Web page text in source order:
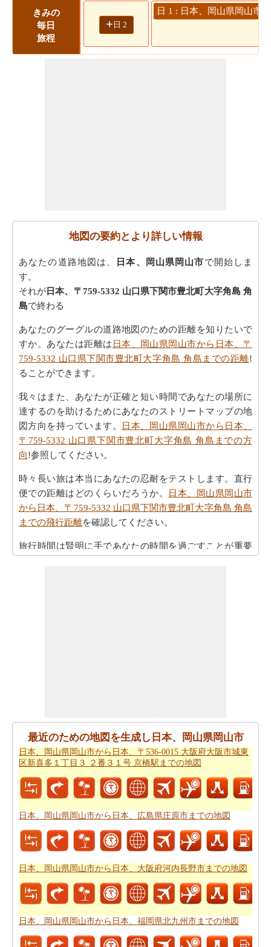
きみの
毎日
旅程
+ 日 2
日 1 : 日本、岡山県岡山市
地図の要約とより詳しい情報
あなたの道路地図は、 日本、岡山県岡山市で開始しま
す。
それが 日本、〒759-5332 山口県下関市豊北町大字角島 角
島で終わる
あなたのグーグルの道路地図のための距離を知りたいで
すか。あなたは距離は 日本、岡山県岡山市から日本、〒
759-5332 山口県下関市豊北町大字角島 角島までの距離!
ることができます。
我々はまた、あなたが正確と短い時間であなたの場所に
達するのを助けるためにあなたのストリートマップの地
図方向を持っています。
日本、岡山県岡山市から日本、
〒759-5332 山口県下関市豊北町大字角島 角島までの方
向!参照してください。
時々長い旅は本当にあなたの忍耐をテストします。直行
便での距離はどのくらいだろうか。
日本、岡山県岡山市
から日本、〒759-5332 山口県下関市豊北町大字角島 角島
までの飛行距離を確認してください。
旅行時間は賢明に手であなたの時間を過ごすことが重要
本、岡山県岡山市から日本、〒759-5332 山口県下関市豊
北町大字角島 角島までの飛行時間 を見つけることができ
ます。自分がより良い日本、岡山県岡山市から日本、〒
759-5332 山口県下関市豊北町大字角島 角島までのあなた
の旅行を計画するのに役立ちます。
の途中でポイントを与えマップたいですか。日本、岡山
県岡山市から日本、〒759-5332 山口県下関市豊北町大字
角島 角島までの道路ルートプランはあなたがチェックす
ることをお勧めします。
あなたは旅行のための旅行費用計算機を探しています
か。あなたは日本、岡山県岡山市から日本、〒759-5332
山口県下関市豊北町大字角島 角島までの旅行の費用を見
最近のための地図を生成し日本、岡山県岡山市
日本、岡山県岡山市から日本、〒536-0015 大阪府大阪市城東
区新喜多１丁目３ ２番３１号 京橋駅までの地図
日本、岡山県岡山市から日本、広島県庄原市までの地図
日本、岡山県岡山市から日本、大阪府河内長野市までの地図
日本、岡山県岡山市から日本、福岡県北九州市までの地図